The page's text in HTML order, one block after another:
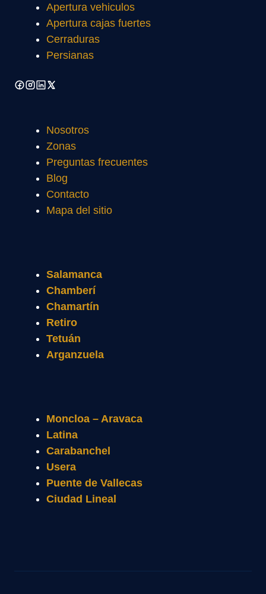
Apertura vehiculos
Apertura cajas fuertes
Cerraduras
Persianas
Nosotros
Zonas
Preguntas frecuentes
Blog
Contacto
Mapa del sitio
Salamanca
Chamberí
Chamartín
Retiro
Tetuán
Arganzuela
Moncloa – Aravaca
Latina
Carabanchel
Usera
Puente de Vallecas
Ciudad Lineal